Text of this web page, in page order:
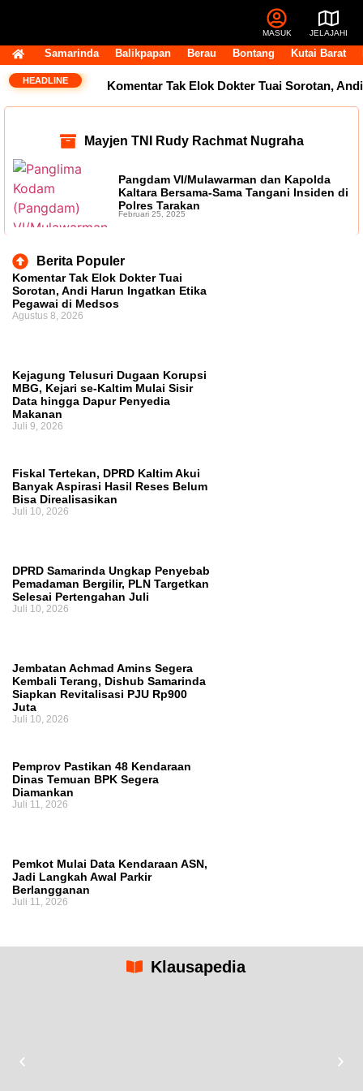
MASUK JELAJAHI
Samarinda Balikpapan Berau Bontang Kutai Barat
HEADLINE Komentar Tak Elok Dokter Tuai Sorotan, Andi
Usai Terpilih Aklamasi, Andi Satya Pasang
Target Golkar Kuasai DPRD Samarinda
Golkar Samarinda Segera Punya Nahkoda
Komentar Pegawai RSUD IA Moeis Tuai
Ruang Fiskal Kaltim Kian Terhimpit
Mayjen TNI Rudy Rachmat Nugraha
Pangdam VI/Mulawarman dan Kapolda
Kaltara Bersama-Sama Tangani Insiden di
Polres Tarakan
Februari 25, 2025
Berita Populer
Komentar Tak Elok Dokter Tuai
Sorotan, Andi Harun Ingatkan Etika
Pegawai di Medsos
Agustus 8, 2026
Kejagung Telusuri Dugaan Korupsi
MBG, Kejari se-Kaltim Mulai Sisir
Data hingga Dapur Penyedia
Makanan
Juli 9, 2026
Fiskal Tertekan, DPRD Kaltim Akui
Banyak Aspirasi Hasil Reses Belum
Bisa Direalisasikan
Juli 10, 2026
DPRD Samarinda Ungkap Penyebab
Pemadaman Bergilir, PLN Targetkan
Selesai Pertengahan Juli
Juli 10, 2026
Jembatan Achmad Amins Segera
Kembali Terang, Dishub Samarinda
Siapkan Revitalisasi PJU Rp900
Juta
Juli 10, 2026
Pemprov Pastikan 48 Kendaraan
Dinas Temuan BPK Segera
Diamankan
Juli 11, 2026
Pemkot Mulai Data Kendaraan ASN,
Jadi Langkah Awal Parkir
Berlangganan
Juli 11, 2026
Klausapedia